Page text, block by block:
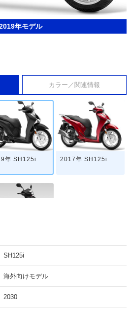
年モデル
カラー／関連情報
年 SH125i 2017年 SH125i
SH125i
海外向けモデル
2030